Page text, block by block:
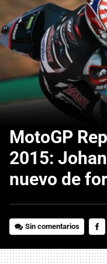
MotoGP
2015:
nuevo de
Sin comentarios